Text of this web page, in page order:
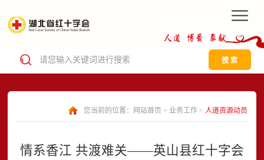
搜 索
您当前的位置： 网站首页 > 业务工作> 人道资源动员
情系香江 共渡难关——英山县红十字会